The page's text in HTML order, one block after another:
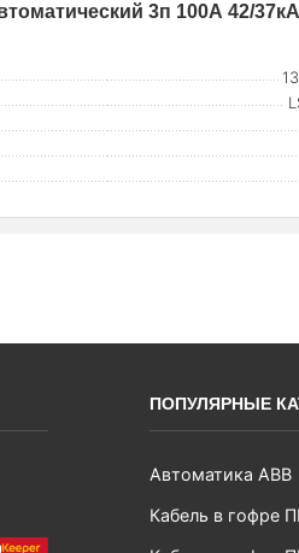
3п 100А 42/
ПОПУЛЯРНЫЕ
Автоматика ABB
Кабель в гофре